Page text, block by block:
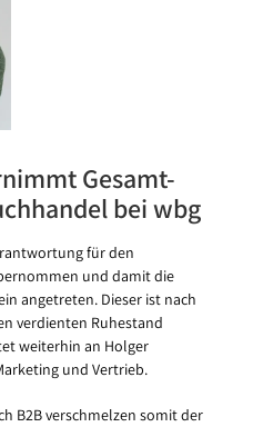
Gesamt-
bei wbg
für den
und damit die
angetreten. Dieser ist nach
verdienten Ruhestand
weiterhin an Holger
und Vertrieb.
B2B verschmelzen somit der